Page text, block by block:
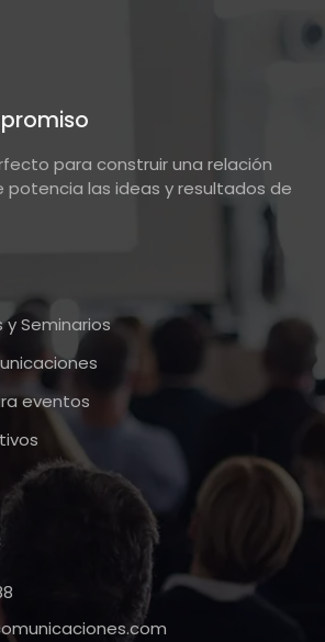
para construir una relación
potencia las ideas y resultados de
y Seminarios
eventos